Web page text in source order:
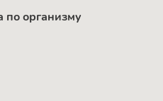
по организму